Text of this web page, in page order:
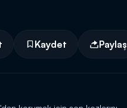
Kaydet Paylaş